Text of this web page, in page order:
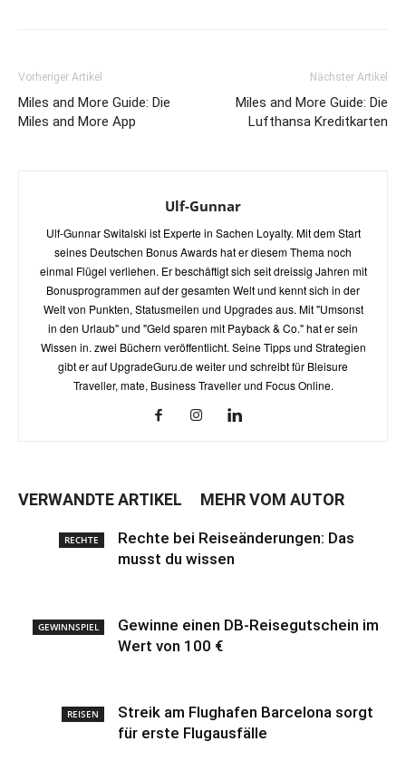
Vorheriger Artikel
Miles and More Guide: Die
Miles and More App
Nächster Artikel
Miles and More Guide: Die
Lufthansa Kreditkarten
Ulf-Gunnar
Ulf-Gunnar Switalski ist Experte in Sachen Loyalty. Mit dem Start
seines Deutschen Bonus Awards hat er diesem Thema noch
einmal Flügel verliehen. Er beschäftigt sich seit dreissig Jahren mit
Bonusprogrammen auf der gesamten Welt und kennt sich in der
Welt von Punkten, Statusmeilen und Upgrades aus. Mit "Umsonst
in den Urlaub" und "Geld sparen mit Payback & Co." hat er sein
Wissen in. zwei Büchern veröffentlicht. Seine Tipps und Strategien
gibt er auf UpgradeGuru.de weiter und schreibt für Bleisure
Traveller, mate, Business Traveller und Focus Online.
VERWANDTE ARTIKEL MEHR VOM AUTOR
RECHTE
Rechte bei Reiseänderungen: Das
musst du wissen
GEWINNSPIEL
Gewinne einen DB-Reisegutschein im
Wert von 100 €
REISEN
Streik am Flughafen Barcelona sorgt
für erste Flugausfälle